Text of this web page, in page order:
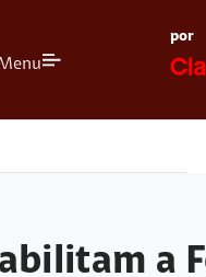
por
a